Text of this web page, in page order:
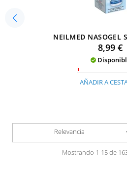
NEILMED NASOGEL
Precio
8,99 €

AÑADIR A
Relevancia
Mostrando 1-15 de